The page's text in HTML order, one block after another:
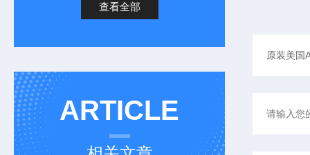
查看全部
ARTICLE